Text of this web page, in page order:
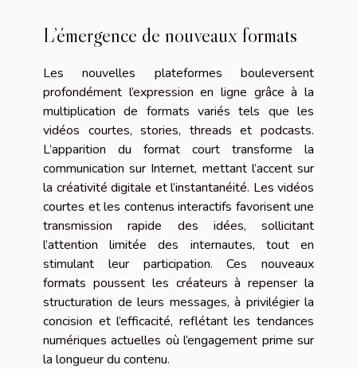
L’émergence de nouveaux formats
Les nouvelles plateformes bouleversent
profondément l’expression en ligne grâce à la
multiplication de formats variés tels que les
vidéos courtes, stories, threads et podcasts.
L’apparition du format court transforme la
communication sur Internet, mettant l’accent sur
la créativité digitale et l’instantanéité. Les vidéos
courtes et les contenus interactifs favorisent une
transmission rapide des idées, sollicitant
l’attention limitée des internautes, tout en
stimulant leur participation. Ces nouveaux
formats poussent les créateurs à repenser la
structuration de leurs messages, à privilégier la
concision et l’efficacité, reflétant les tendances
numériques actuelles où l’engagement prime sur
la longueur du contenu.